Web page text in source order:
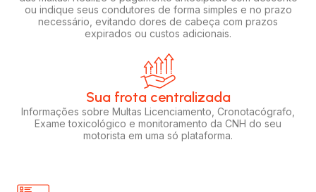
ou indique seus condutores de forma simples e no prazo
necessário, evitando dores de cabeça com prazos
expirados ou custos adicionais.
Sua frota centralizada​
Informações sobre Multas Licenciamento, Cronotacógrafo,
Exame toxicológico e monitoramento da CNH do seu
motorista em uma só plataforma.